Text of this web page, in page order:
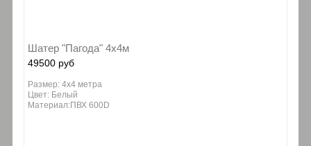
Шатер "Пагода" 4х4м
49500 руб
Размер: 4х4 метра
Цвет: Белый
Материал:ПВХ 600D